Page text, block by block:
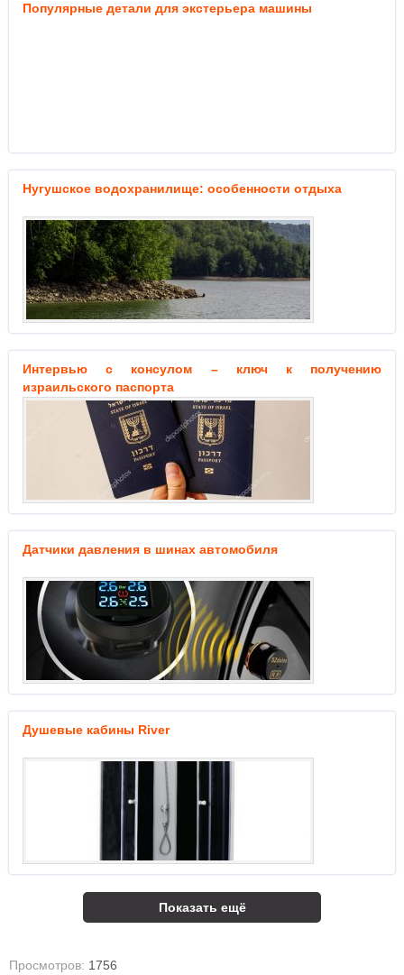
Популярные детали для экстерьера машины
Нугушское водохранилище: особенности отдыха
Интервью с консулом – ключ к получению
израильского паспорта
Датчики давления в шинах автомобиля
Душевые кабины River
Показать ещё
Просмотров: 1756